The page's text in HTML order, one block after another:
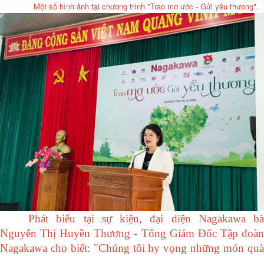
Một số hình ảnh tại chương trình "Trao mơ ước - Gửi yêu thương".
Phát biểu tại sự kiện, đại diện Nagakawa bà
Nguyễn Thị Huyền Thương - Tổng Giám Đốc Tập đoàn
Nagakawa cho biết: "Chúng tôi hy vọng những món quà